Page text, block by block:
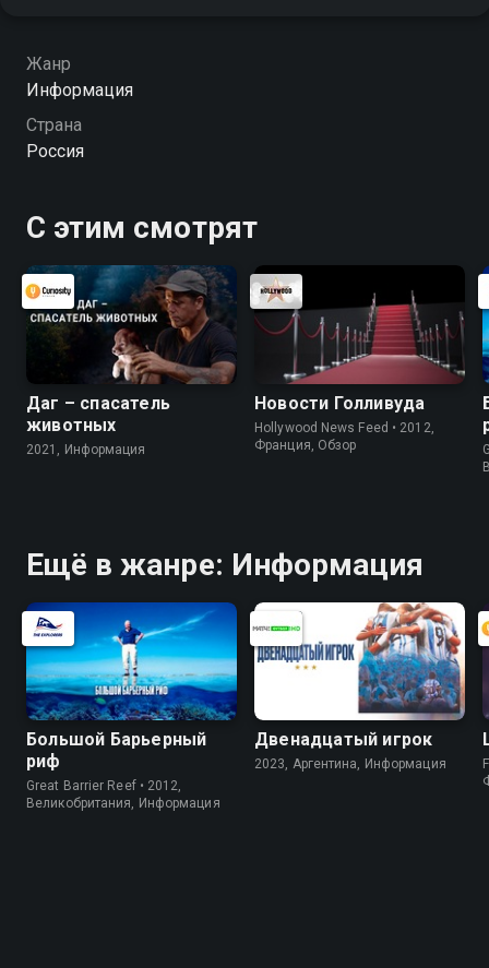
Жанр
Информация
Страна
Россия
С этим смотрят
Даг – спасатель
животных
2021, Информация
Новости Голливуда
Hollywood News Feed • 2012,
Франция, Обзор
Ещё в жанре: Информация
Большой Барьерный
риф
Great Barrier Reef • 2012,
Великобритания, Информация
Двенадцатый игрок
2023, Аргентина, Информация